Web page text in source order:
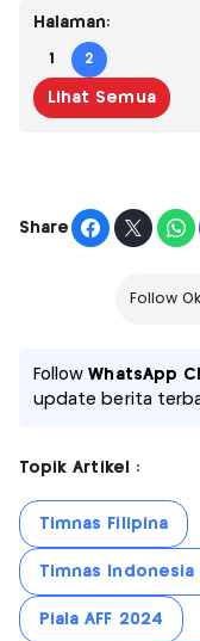
Halaman:
1 2
Lihat Semua
Share
Follow
FollowWhatsApp
update berita
Topik Artikel :
Timnas Filipina
Timnas Indonesia
Piala AFF 2024